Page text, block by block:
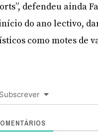
defendeu ainda
do ano lectivo,
como motes de
Subscrever